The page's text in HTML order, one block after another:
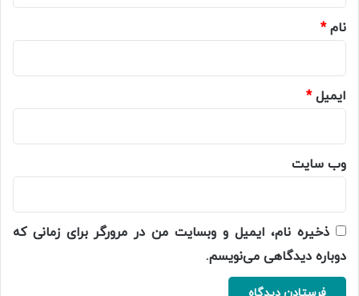
نام*
ایمیل*
وب‌ سایت
ذخیره نام، ایمیل و وبسایت من در مرورگر برای زمانی که
دوباره دیدگاهی می‌نویسم.